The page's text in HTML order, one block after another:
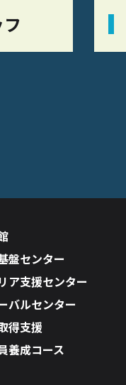
盤センター
ア支援センター
バルセンター
得支援
養成コース